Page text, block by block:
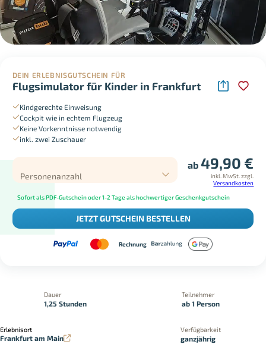
DEIN ERLEBNISGUTSCHEIN FÜR
Flugsimulator für Kinder in Frankfurt
Kindgerechte Einweisung
Cockpit wie in echtem Flugzeug
Keine Vorkenntnisse notwendig
inkl. zwei Zuschauer
Personenanzahl
ab49,90 €
inkl. MwSt. zzgl.
Versandkosten
Sofort als PDF-Gutschein oder 1-2 Tage als hochwertiger Geschenkgutschein
JETZT GUTSCHEIN BESTELLEN
Rechnung
Dauer
1,25 Stunden
Teilnehmer
ab 1 Person
Erlebnisort
Frankfurt am Main
Verfügbarkeit
ganzjährig